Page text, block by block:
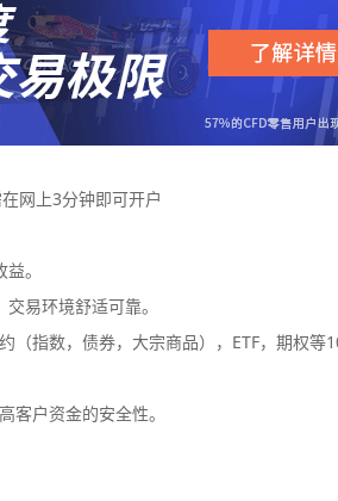
网上3分钟即可开户
。
易环境舒适可靠。
（指数，债券，大宗商品），ETF，期权等
客户资金的安全性。